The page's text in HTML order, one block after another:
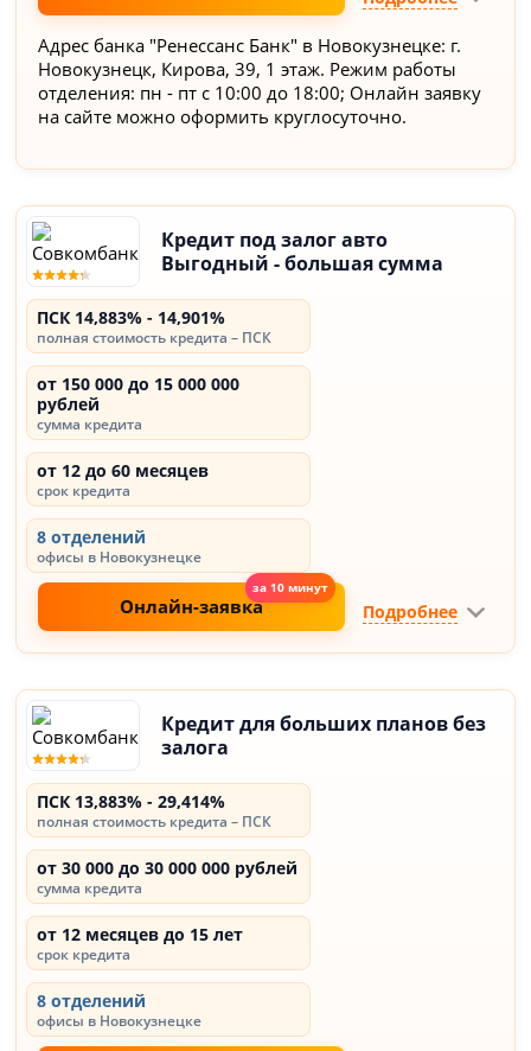
Адрес банка "Ренессанс Банк" в Новокузнецке: г.
Новокузнецк, Кирова, 39, 1 этаж. Режим работы
отделения: пн - пт с 10:00 до 18:00; Онлайн заявку
на сайте можно оформить круглосуточно.
Кредит под залог авто
Выгодный - большая сумма
ПСК 14,883% - 14,901%
полная стоимость кредита – ПСК
от 150 000 до 15 000 000
рублей
сумма кредита
от 12 до 60 месяцев
срок кредита
8 отделений
офисы в Новокузнецке
Онлайн-заявка Подробнее
Кредит для больших планов без
залога
ПСК 13,883% - 29,414%
полная стоимость кредита – ПСК
от 30 000 до 30 000 000 рублей
сумма кредита
от 12 месяцев до 15 лет
срок кредита
8 отделений
офисы в Новокузнецке